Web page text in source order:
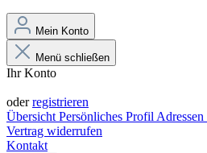
Mein Konto
Menü schließen
Ihr Konto
oderregistrieren
Übersicht Persönliches Profil Adressen
Vertrag widerrufen
Kontakt